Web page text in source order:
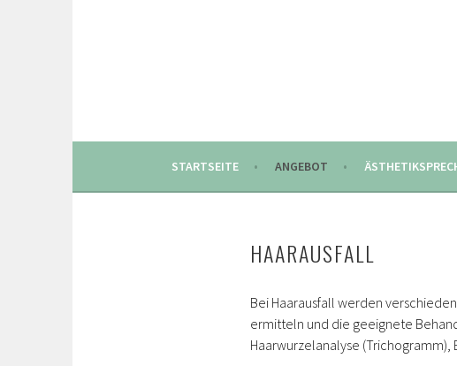
STARTSEITE ANGEBOT
HAARAUSFALL
Bei Haarausfall werden
ermitteln und die geeignete
Haarwurzelanalyse